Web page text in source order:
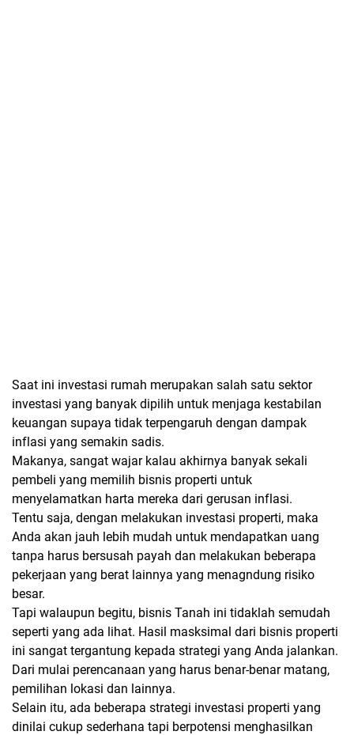
Saat ini investasi rumah merupakan salah satu sektor
investasi yang banyak dipilih untuk menjaga kestabilan
keuangan supaya tidak terpengaruh dengan dampak
inflasi yang semakin sadis.
Makanya, sangat wajar kalau akhirnya banyak sekali
pembeli yang memilih bisnis properti untuk
menyelamatkan harta mereka dari gerusan inflasi.
Tentu saja, dengan melakukan investasi properti, maka
Anda akan jauh lebih mudah untuk mendapatkan uang
tanpa harus bersusah payah dan melakukan beberapa
pekerjaan yang berat lainnya yang menagndung risiko
besar.
Tapi walaupun begitu, bisnis Tanah ini tidaklah semudah
seperti yang ada lihat. Hasil masksimal dari bisnis properti
ini sangat tergantung kepada strategi yang Anda jalankan.
Dari mulai perencanaan yang harus benar-benar matang,
pemilihan lokasi dan lainnya.
Selain itu, ada beberapa strategi investasi properti yang
dinilai cukup sederhana tapi berpotensi menghasilkan